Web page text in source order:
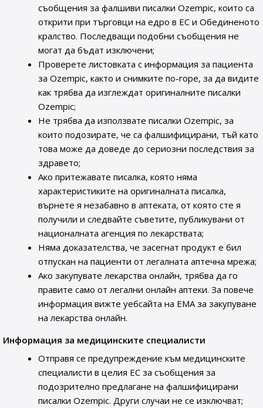
съобщения за фалшиви писалки Ozempic, които са
открити при търговци на едро в ЕС и Обединеното
кралство. Последващи подобни съобщения не
могат да бъдат изключени;
Проверете листовката с информация за пациента
за Ozempic, както и снимките по-горе, за да видите
как трябва да изглеждат оригиналните писалки
Ozempic;
Не трябва да използвате писалки Ozempic, за
които подозирате, че са фалшифицирани, тъй като
това може да доведе до сериозни последствия за
здравето;
Ако притежавате писалка, която няма
характеристиките на оригиналната писалка,
върнете я незабавно в аптеката, от която сте я
получили и следвайте съветите, публикувани от
националната агенция по лекарствата;
Няма доказателства, че засегнат продукт е бил
отпускан на пациенти от легалната аптечна мрежа;
Ако закупувате лекарства онлайн, трябва да го
правите само от легални онлайн аптеки. За повече
информация вижте уебсайта на ЕМА за закупуване
на лекарства онлайн.
Информация за медицинските специалисти
Отправя се предупреждение към медицинските
специалисти в целия ЕС за съобщения за
подозрително предлагане на фалшифицирани
писалки Ozempic. Други случаи не се изключват;